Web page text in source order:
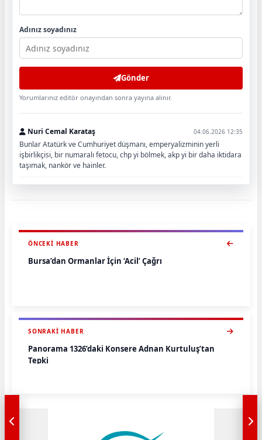
Adınız soyadınız
Gönder
Yorumlarınız editör onayından sonra yayına alınır.
Nuri Cemal Karataş 04.06.2026 12:35
Bunlar Atatürk ve Cumhuriyet düşmanı, emperyalizminin yerli
işbirlikçisi, bir numaralı fetocu, chp yi bölmek, akp yi bir daha iktidara
taşımak, nankör ve hainler.
ÖNCEKI HABER
Bursa’dan Ormanlar İçin ‘Acil’ Çağrı
SONRAKI HABER
Panorama 1326’daki Konsere Adnan Kurtuluş’tan
Tepki